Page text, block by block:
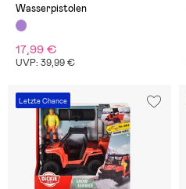
Wasserpistolen
17,99 €
UVP: 39,99 €
Letzte Chance